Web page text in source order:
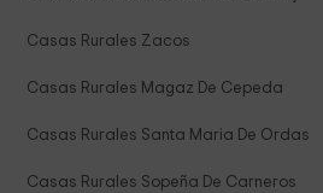
Casas Rurales Zacos
Casas Rurales Magaz De Cepeda
Casas Rurales Santa Maria De Ordas
Casas Rurales Sopeña De Carneros